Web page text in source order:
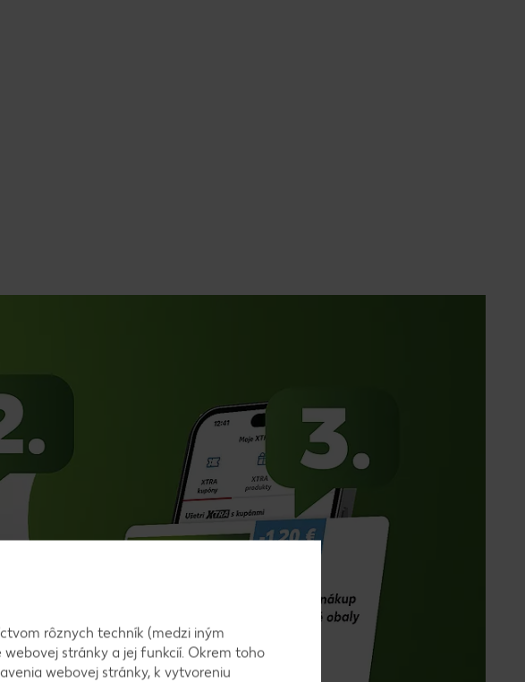
rôznych techník (medzi iným
stránky a jej funkcií. Okrem toho
webovej stránky, k vytvoreniu